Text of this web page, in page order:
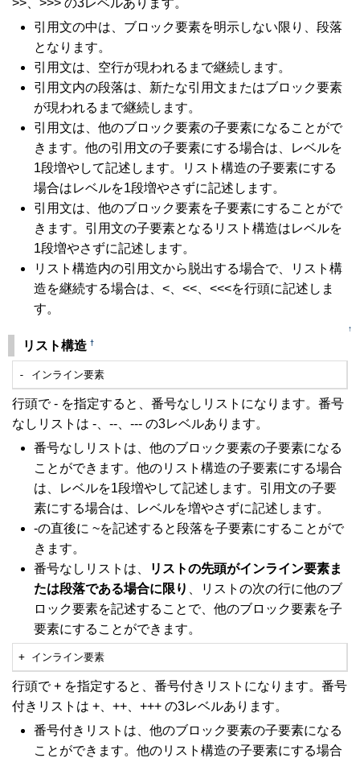
>>、>>> の3レベルあります。
引用文の中は、ブロック要素を明示しない限り、段落
となります。
引用文は、空行が現われるまで継続します。
引用文内の段落は、新たな引用文またはブロック要素
が現われるまで継続します。
引用文は、他のブロック要素の子要素になることがで
きます。他の引用文の子要素にする場合は、レベルを
1段増やして記述します。リスト構造の子要素にする
場合はレベルを1段増やさずに記述します。
引用文は、他のブロック要素を子要素にすることがで
きます。引用文の子要素となるリスト構造はレベルを
1段増やさずに記述します。
リスト構造内の引用文から脱出する場合で、リスト構
造を継続する場合は、<、<<、<<<を行頭に記述しま
す。
↑
リスト構造 †
- インライン要素
行頭で - を指定すると、番号なしリストになります。番号
なしリストは -、--、--- の3レベルあります。
番号なしリストは、他のブロック要素の子要素になる
ことができます。他のリスト構造の子要素にする場合
は、レベルを1段増やして記述します。引用文の子要
素にする場合は、レベルを増やさずに記述します。
-の直後に ~を記述すると段落を子要素にすることがで
きます。
番号なしリストは、
リストの先頭がインライン要素ま
たは段落である場合に限り
、リストの次の行に他のブ
ロック要素を記述することで、他のブロック要素を子
要素にすることができます。
+ インライン要素
行頭で + を指定すると、番号付きリストになります。番号
付きリストは +、++、+++ の3レベルあります。
番号付きリストは、他のブロック要素の子要素になる
ことができます。他のリスト構造の子要素にする場合